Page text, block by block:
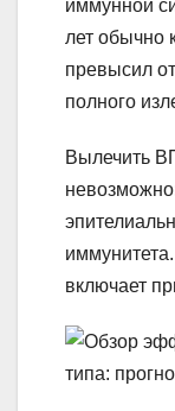
иммунной
лет обычно
превысил
полного
Вылечить
включает